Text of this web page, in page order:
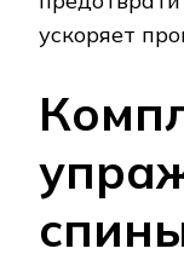
ускоряет